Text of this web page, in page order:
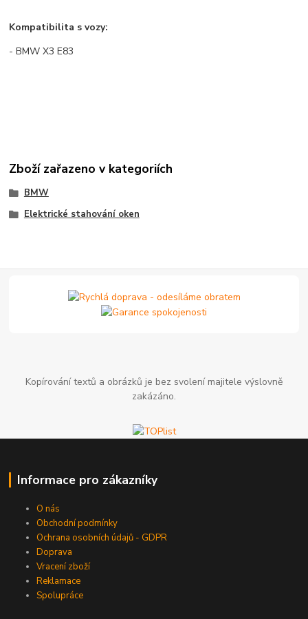
Kompatibilita s vozy:
- BMW X3 E83
Zboží zařazeno v kategoriích
BMW
Elektrické stahování oken
Kopírování textů a obrázků je bez svolení majitele výslovně
zakázáno.
Informace pro zákazníky
O nás
Obchodní podmínky
Ochrana osobních údajů - GDPR
Doprava
Vracení zboží
Reklamace
Spolupráce